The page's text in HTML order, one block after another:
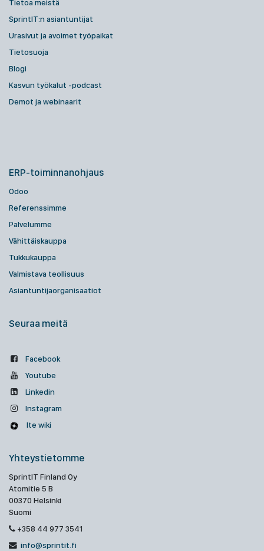
Tietoa meistä
SprintIT:n asiantuntijat
Urasivut ja avoimet työpaikat
Tietosuoja
Blogi
Kasvun työkalut -podcast
Demot ja webinaarit
ERP-toiminnanohjaus
Odoo
Referenssimme
Palvelumme
Vähittäiskauppa
Tukkukauppa
Valmistava teollisuus
Asiantuntijaorganisaatiot
Seuraa meitä
Facebook
Youtube
Linkedin
Instagram
Ite wiki
Yhteystietomme
SprintIT Finland Oy
Atomitie 5 B
00370 Helsinki
Suomi
+358 44 977 3541
info@sprintit.fi